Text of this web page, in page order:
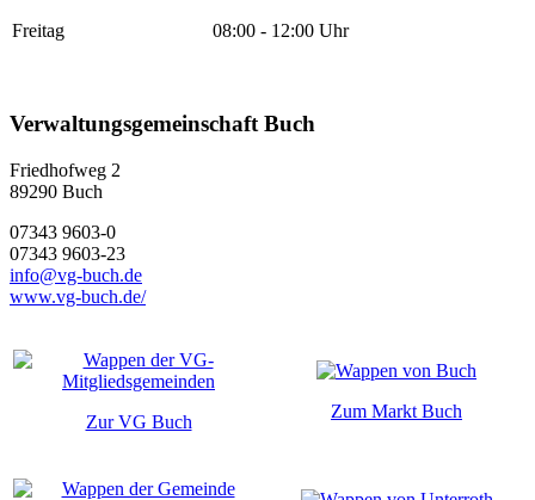
Freitag 08:00 - 12:00 Uhr
Verwaltungsgemeinschaft Buch
Friedhofweg 2
89290 Buch
07343 9603-0
07343 9603-23
info@vg-buch.de
www.vg-buch.de/
Zur VG Buch
Zum Markt Buch